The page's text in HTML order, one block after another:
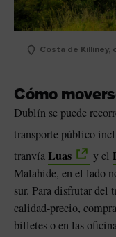
Costa de Killiney,
Cómo
Dublín se puede
transporte público
tranvíaLuas y el
Malahide, en el lado
sur. Para disfrutar del
calidad-precio,
billetes o en las